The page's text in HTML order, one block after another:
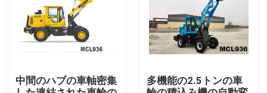
私達について
工場旅行
中間のハブの車軸密集
多機能の2.5トンの車